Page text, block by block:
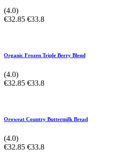
(4.0)
€32.85 €33.8
Organic Frozen Triple Berry Blend
(4.0)
€32.85 €33.8
Oroweat Country Buttermilk Bread
(4.0)
€32.85 €33.8